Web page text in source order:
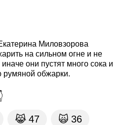
Миловзорова
на сильном огне и не
они пустят много сока и
румяной обжарки.
😹 47 🙀 36